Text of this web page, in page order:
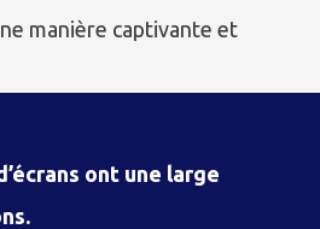
manière captivante et
ont une large